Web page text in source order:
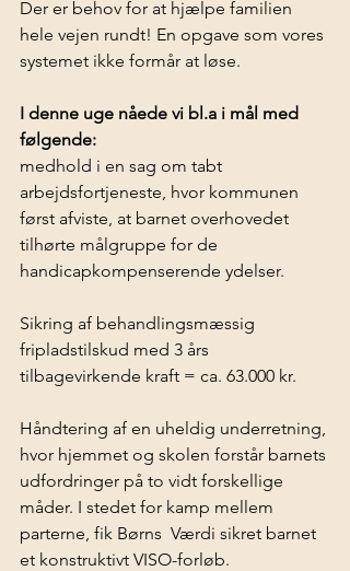
Der er behov for at hjælpe familien
hele vejen rundt! En opgave som vores
systemet ikke formår at løse.
I denne uge nåede vi bl.a i mål med
følgende:
medhold i en sag om tabt
arbejdsfortjeneste, hvor kommunen
først afviste, at barnet overhovedet
tilhørte målgruppe for de
handicapkompenserende ydelser.
Sikring af behandlingsmæssig
fripladstilskud med 3 års
tilbagevirkende kraft = ca. 63.000 kr.
Håndtering af en uheldig underretning,
hvor hjemmet og skolen forstår barnets
udfordringer på to vidt forskellige
måder. I stedet for kamp mellem
parterne, fik Børns  Værdi sikret barnet
et konstruktivt VISO-forløb.